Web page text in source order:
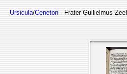
Ursicula/Ceneton - Frater Guilielmus